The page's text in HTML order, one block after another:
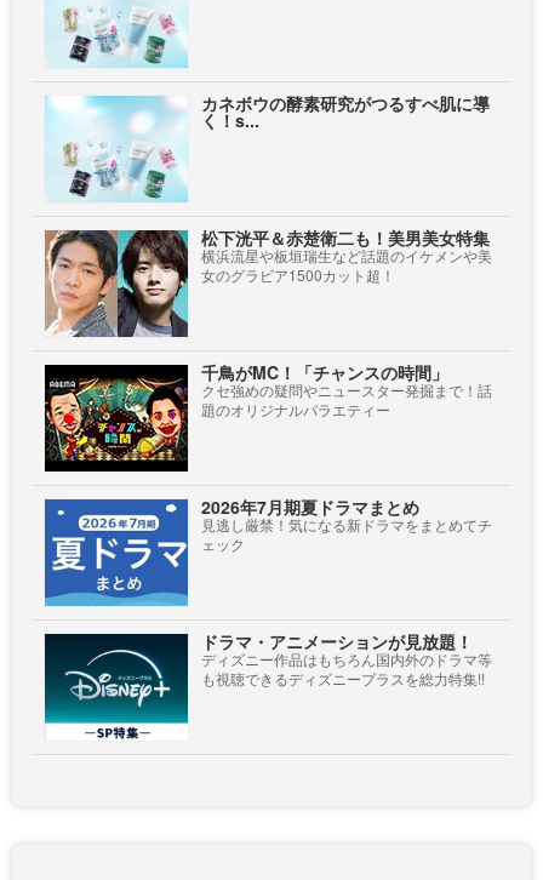
カネボウの酵素研究がつるすべ肌に導
く！s...
松下洸平＆赤楚衛二も！美男美女特集
横浜流星や板垣瑞生など話題のイケメンや美
女のグラビア1500カット超！
千鳥がMC！「チャンスの時間」
クセ強めの疑問やニュースター発掘まで！話
題のオリジナルバラエティー
2026年7月期夏ドラマまとめ
見逃し厳禁！気になる新ドラマをまとめてチ
ェック
ドラマ・アニメーションが見放題！
ディズニー作品はもちろん国内外のドラマ等
も視聴できるディズニープラスを総力特集!!